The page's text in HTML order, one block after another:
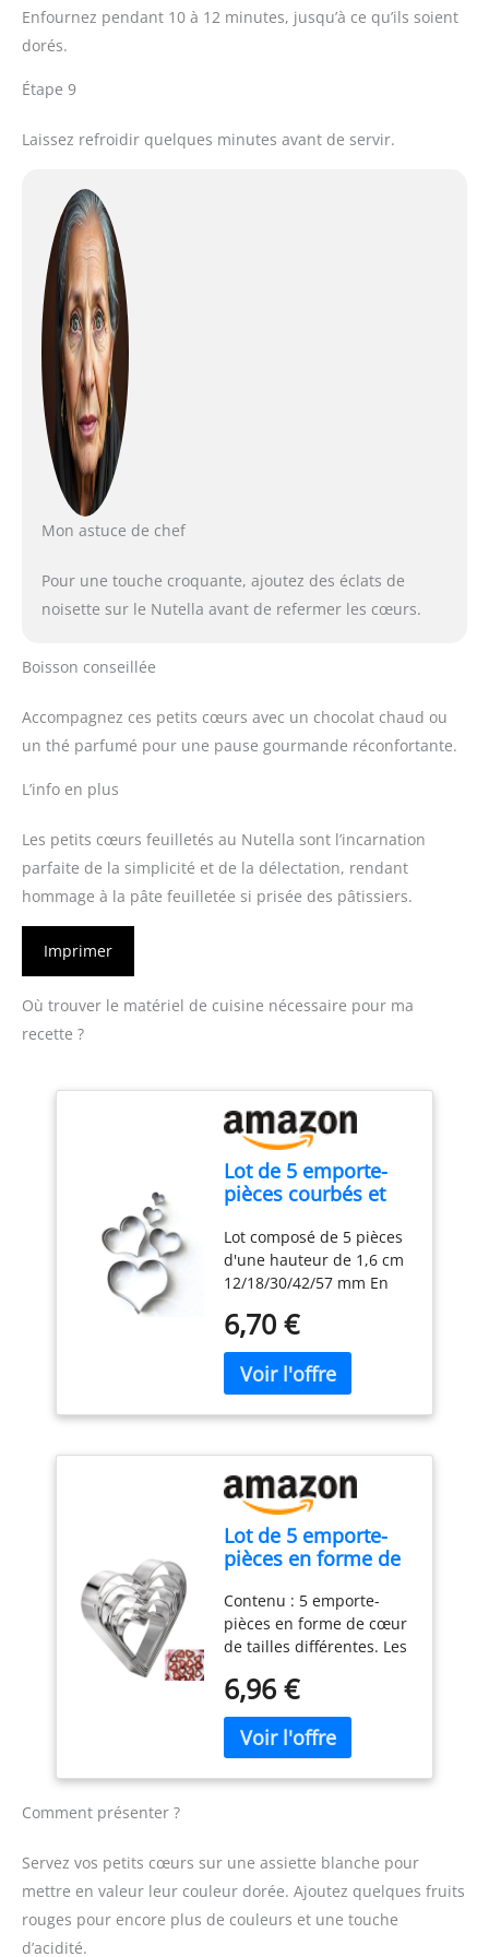
Enfournez pendant 10 à 12 minutes, jusqu’à ce qu’ils soient
dorés.
Étape 9
Laissez refroidir quelques minutes avant de servir.
Mon astuce de chef
Pour une touche croquante, ajoutez des éclats de
noisette sur le Nutella avant de refermer les cœurs.
Boisson conseillée
Accompagnez ces petits cœurs avec un chocolat chaud ou
un thé parfumé pour une pause gourmande réconfortante.
L’info en plus
Les petits cœurs feuilletés au Nutella sont l’incarnation
parfaite de la simplicité et de la délectation, rendant
hommage à la pâte feuilletée si prisée des pâtissiers.
Imprimer
Où trouver le matériel de cuisine nécessaire pour ma
recette ?
Lot de 5 emporte-
pièces courbés et
cœur - Emporte-
pièces en acier
inoxydable
Lot composé de 5 pièces
d'une hauteur de 1,6 cm
12/18/30/42/57 mm En
6,70 €
Lot de 5 emporte-
pièces en forme de
cm, 5,8 cm, 4,8 cm,
3,8 cm, en acier
inoxydable pour la
Saint-Valentin
Contenu : 5 emporte-
pièces en forme de cœur
de tailles différentes. Les
de quantité pour
répondre à vos besoins
quotidiens. Matériaux de
haute qualité : 5
emporte-pièces en acier
mignons emporte-pièces
en métal ne seront pas
faciles à plier ou à
casser, ne rouilleront pas
6,96 €
Comment présenter ?
Servez vos petits cœurs sur une assiette blanche pour
mettre en valeur leur couleur dorée. Ajoutez quelques fruits
rouges pour encore plus de couleurs et une touche
d’acidité.